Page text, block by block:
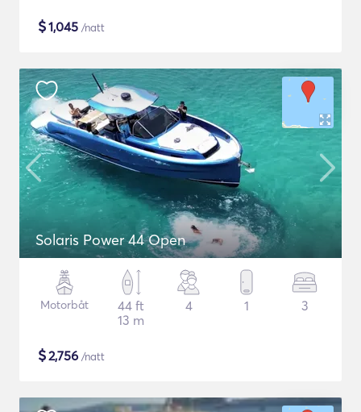
$1,045 /natt
Solaris Power 44 Open
Motorbåt
44 ft
13 m
4 1 3
$2,756 /natt